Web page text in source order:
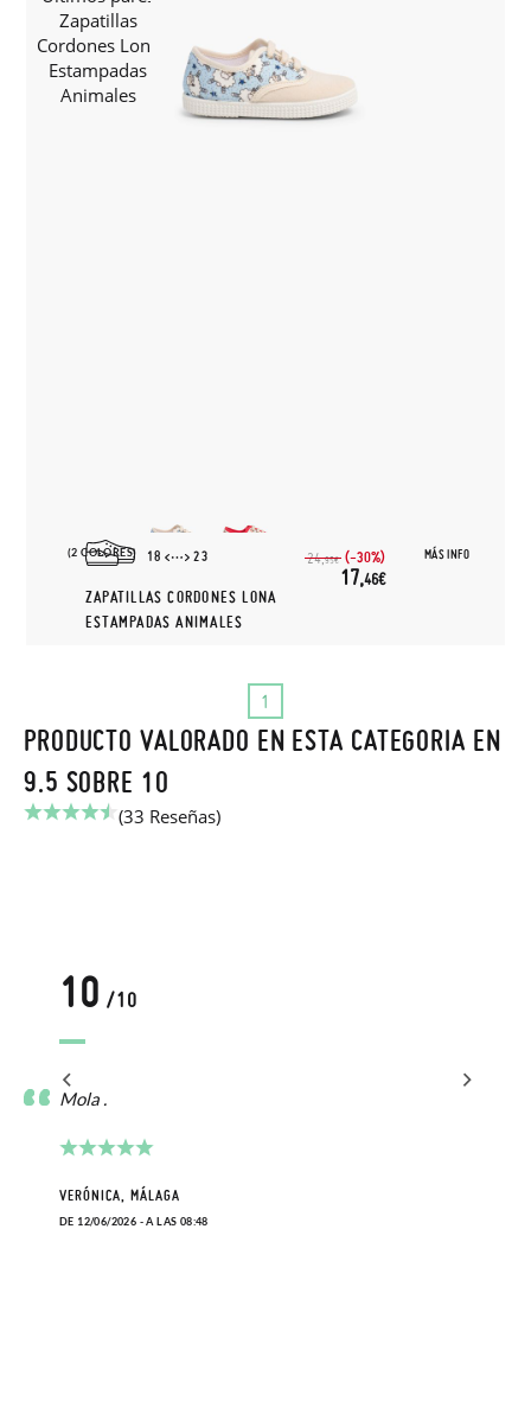
(2 COLORES) MÁS INFO
18 23
ZAPATILLAS CORDONES LONA
ESTAMPADAS ANIMALES
24,95€ (-30%)
17,46€
1
PRODUCTO VALORADO EN ESTA CATEGORIA EN
9.5 SOBRE 10
(33 Reseñas)
10 /10
Mola .
VERÓNICA, MÁLAGA
DE 12/06/2026 - A LAS 08:48